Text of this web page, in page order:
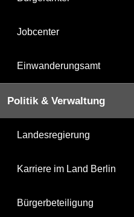
Jobcenter
Einwanderungsamt
Politik & Verwaltung
Landesregierung
Karriere im Land Berlin
Bürgerbeteiligung